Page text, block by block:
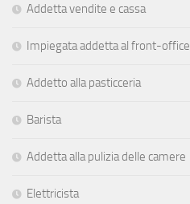
Addetta vendite e cassa
Impiegata addetta al front-office
Addetto alla pasticceria
Barista
Addetta alla pulizia delle camere
Elettricista